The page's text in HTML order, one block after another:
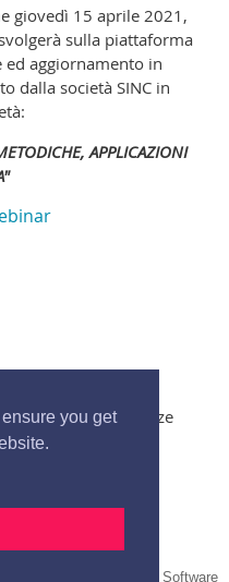
you get
giovedì 15 aprile 2021,
sulla piattaforma
aggiornamento in
dalla società SINC in
APPLICAZIONI
e Neuroscienze
Membership Software